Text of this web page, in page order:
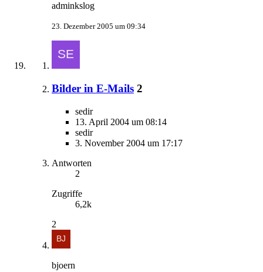
adminkslog
23. Dezember 2005 um 09:34
Bilder in E-Mails 2
sedir
13. April 2004 um 08:14
sedir
3. November 2004 um 17:17
Antworten
2
Zugriffe
6,2k
2
bjoern